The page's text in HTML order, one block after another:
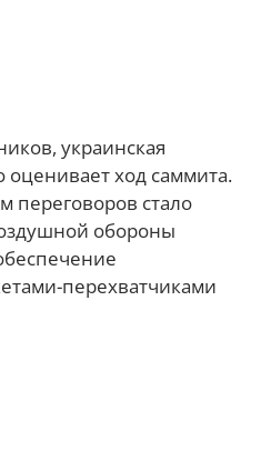
украинская
ход саммита.
переговоров стало
обороны
перехватчиками